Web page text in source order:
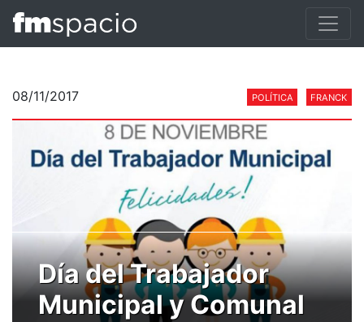
08/11/2017 POLÍTICA FRANCK
Día del Trabajador
Municipal y Comunal